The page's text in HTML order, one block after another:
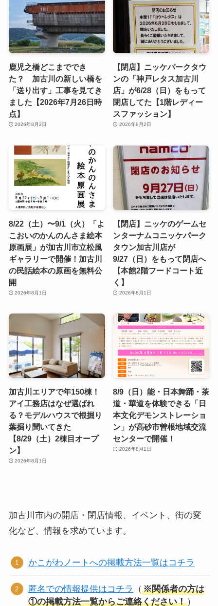
鹿児之橋どこまででき
た？ 加古川の新しい橋を
「送り出す」工事を見てき
ました【2026年7月26日時
点】
2026年8月2日
【閉店】ニッケパークタウ
ンの「神戸レタス加古川
店」が6/28（日）をもって
閉店してた【1階レディー
スファッション】
2026年8月2日
8/22（土）〜9/1（火）「よ
こおいのかんのんさま絵本
原画展」が加古川市立松風
ギャラリーで開催！加古川
の民話絵本の原画を無料公
開
2026年8月1日
【閉店】ニッケのゲームセ
ンターナムコニッケパーク
タウン加古川店が
9/27（日）をもって閉店へ
【本館2階フードコート近
く】
2026年8月1日
加古川エリアで年150棟！
アイ工務店はなぜ選ばれ
る？モデルハウスで根掘り
葉掘り聞いてきた
【8/29（土）2棟目オープ
ン】
2026年8月1日
8/9（日）能・日本舞踊・茶
道・華道を体験できる「日
本文化デモンストレーショ
ン」が高砂市曽根地域交流
センターで開催！
2026年8月1日
加古川市内の開店・閉店情報、イベント、街の変
化など、情報を求めています。
かこがわノートへの掲載方法一覧はコチラ
匿名での情報提供はコチラ （※関係者の方は
①の掲載方法一覧からご連絡ください！ ）